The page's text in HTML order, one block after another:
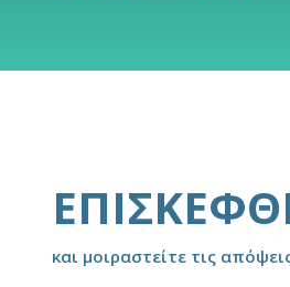
και μοιραστείτε τις